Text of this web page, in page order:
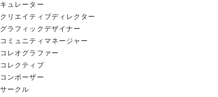
キュレーター
クリエイティブディレクター
グラフィックデザイナー
コミュニティマネージャー
コレオグラファー
コレクティブ
コンポーザー
サークル